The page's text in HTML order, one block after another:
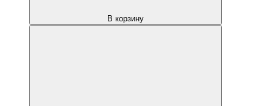
В корзину